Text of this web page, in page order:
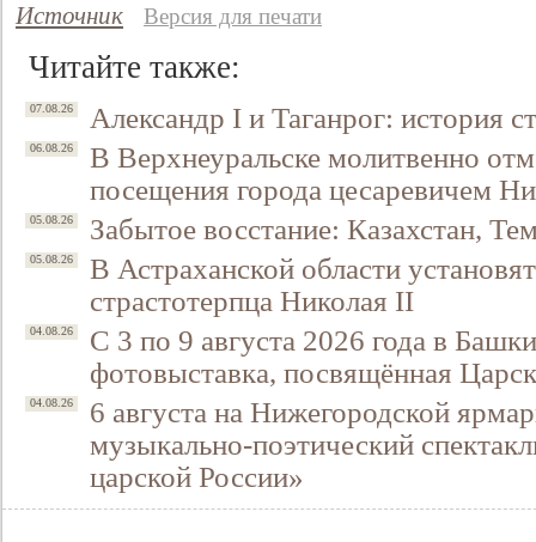
Источник Версия для печати
Читайте также:
07.08.26 Александр I и Таганрог: история
06.08.26
В Верхнеуральске молитвенно
посещения города цесаревичем
05.08.26 Забытое восстание: Казахстан,
05.08.26
В Астраханской области
страстотерпца Николая II
04.08.26
С 3 по 9 августа 2026 года в
фотовыставка, посвящённая
04.08.26
6 августа на Нижегородской
музыкально-поэтический
царской России»